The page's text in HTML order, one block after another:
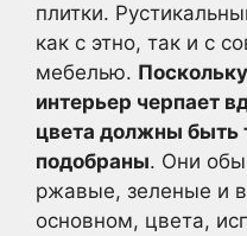
плитки.
как с этно, так и с
мебелью.
интерьер черпает
цвета должны быть
подобраны. Они
ржавые, зеленые и
основном, цвета,